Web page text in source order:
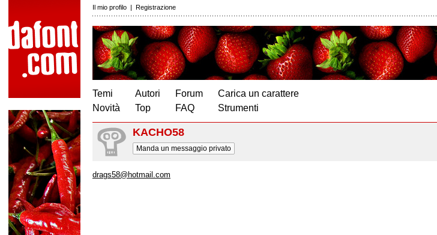
Il mio profilo | Registrazione
Temi
Novità
Autori
Top
Forum
FAQ
Carica un carattere
Strumenti
KACHO58
Manda un messaggio privato
drags58@hotmail.com